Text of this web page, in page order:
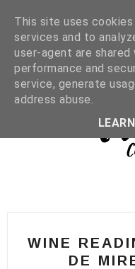
WINE
DE
This site uses
services and to
user-agent are
performance and
service, generate
address abuse.